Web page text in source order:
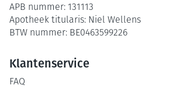
APB nummer: 131113
Apotheek titularis: Niel Wellens
BTW nummer: BE0463599226
Klantenservice
FAQ